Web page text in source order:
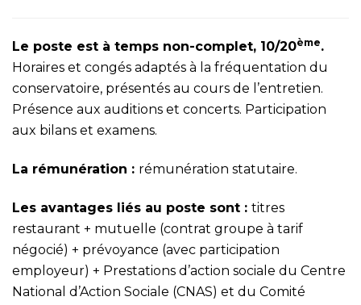
Le poste est à temps non-complet, 10/20ème.
Horaires et congés adaptés à la fréquentation du
conservatoire, présentés au cours de l’entretien.
Présence aux auditions et concerts. Participation
aux bilans et examens.
La rémunération : rémunération statutaire.
Les avantages liés au poste sont : titres
restaurant + mutuelle (contrat groupe à tarif
négocié) + prévoyance (avec participation
employeur) + Prestations d’action sociale du Centre
National d’Action Sociale (CNAS) et du Comité